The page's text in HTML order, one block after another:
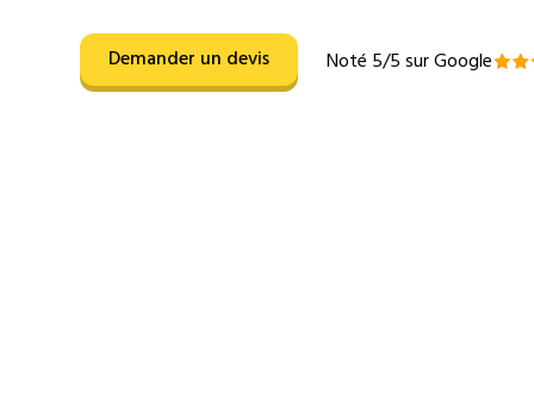
Demander un devis Noté 5/5 sur Google